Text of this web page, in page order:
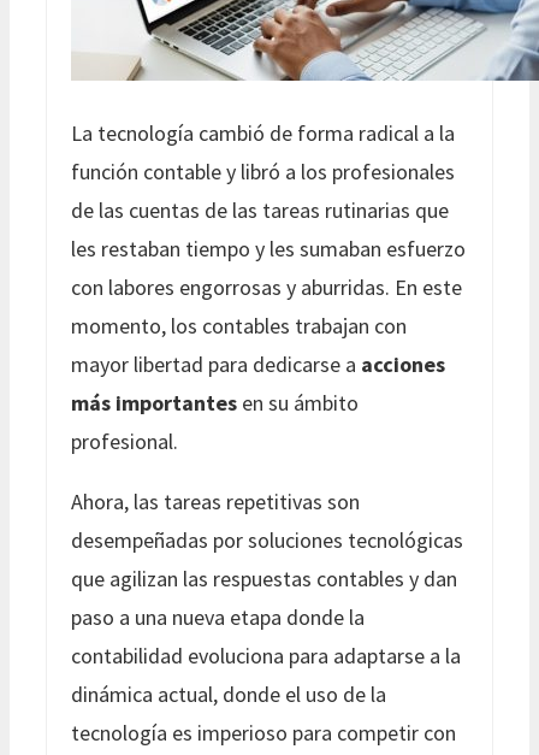
La tecnología cambió de forma radical a la
función contable y libró a los profesionales
de las cuentas de las tareas rutinarias que
les restaban tiempo y les sumaban esfuerzo
con labores engorrosas y aburridas. En este
momento, los contables trabajan con
mayor libertad para dedicarse a acciones
más importantes en su ámbito
profesional.
Ahora, las tareas repetitivas son
desempeñadas por soluciones tecnológicas
que agilizan las respuestas contables y dan
paso a una nueva etapa donde la
contabilidad evoluciona para adaptarse a la
dinámica actual, donde el uso de la
tecnología es imperioso para competir con